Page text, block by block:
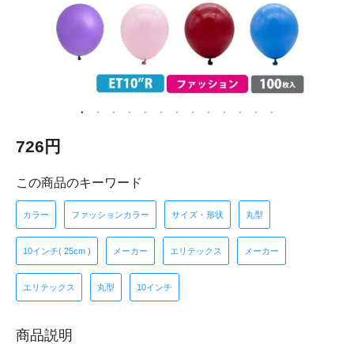
726円
この商品のキーワード
カラー ファッションカラー サイズ・形状 丸型
10インチ( 25cm ) メーカー エリテックス メーカー
エリテックス 丸型 10インチ
商品説明